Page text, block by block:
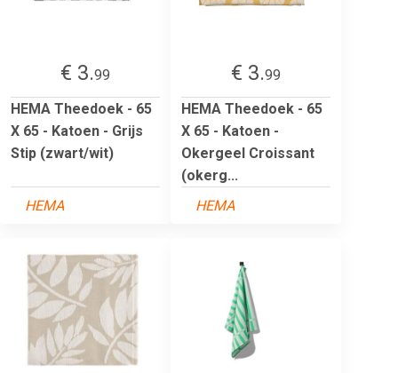
€ 3.99
HEMA Theedoek - 65
X 65 - Katoen - Grijs
Stip (zwart/wit)
HEMA
€ 3.99
HEMA Theedoek - 65
X 65 - Katoen -
Okergeel Croissant
(okerg...
HEMA